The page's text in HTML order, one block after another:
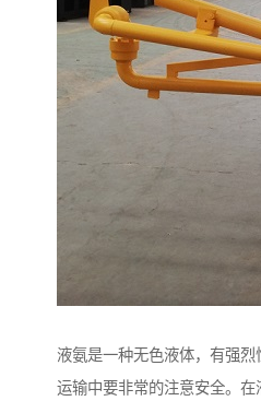
液氨是一种无色液体，有强
运输中要非常的注意安全。